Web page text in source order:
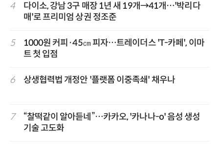
4
다이소, 강남 3구 매장 1년 새 19개→41개…'박리다
매'로 프리미엄 상권 정조준
5
1000원 커피·45㎝ 피자…트레이더스 'T-카페', 이마
트 첫 입점
6 상생협력법 개정안 '플랫폼 이중족쇄' 채우나
7
“찰떡같이 알아듣네”…카카오, '카나나-o' 음성 생성
기술 고도화